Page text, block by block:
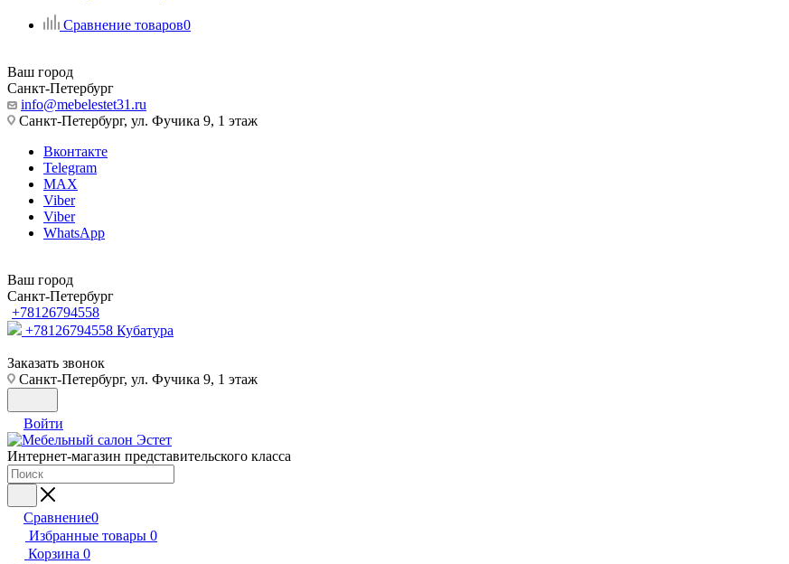
Сравнение товаров0
Ваш город
Санкт-Петербург
info@mebelestet31.ru
Санкт-Петербург, ул. Фучика 9, 1 этаж
Вконтакте
Telegram
MAX
Viber
Viber
WhatsApp
Ваш город
Санкт-Петербург
+78126794558
+78126794558 Кубатура
Заказать звонок
Санкт-Петербург, ул. Фучика 9, 1 этаж
Войти
Интернет-магазин представительского класса
Сравнение0
Избранные товары 0
Корзина 0